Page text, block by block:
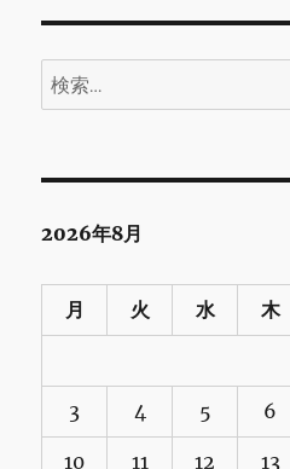
検
索:
2026年8月
月 火 水 木
3 4 5 6
10 11 12 13